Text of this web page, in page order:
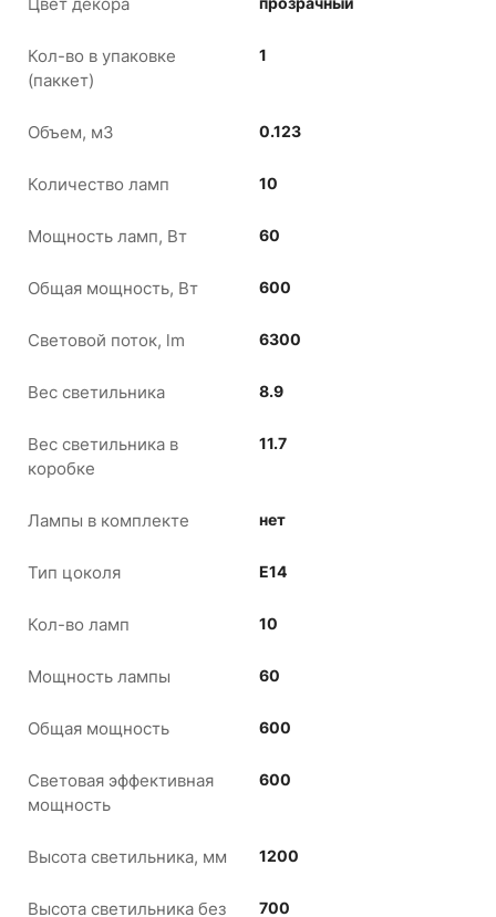
Цвет декора
Кол-во в упаковке
(паккет)
1
Объем, м3 0.123
Количество ламп 10
Мощность ламп, Вт 60
Общая мощность, Вт 600
Световой поток, lm 6300
Вес светильника 8.9
Вес светильника в
коробке
11.7
Лампы в комплекте нет
Тип цоколя Е14
Кол-во ламп 10
Мощность лампы 60
Общая мощность 600
Световая эффективная
мощность
600
Высота светильника, мм 1200
Высота светильника без
700